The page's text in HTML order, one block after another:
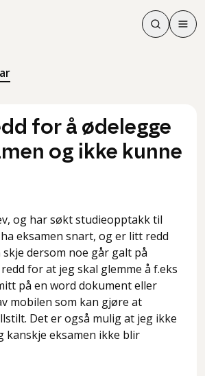
Søk
Søk
Meny
for å ødelegge
og ikke kunne
og har søkt studieopptakk til
eksamen snart, og er litt redd
dersom noe går galt på
for at jeg skal glemme å f.eks
på en word dokument eller
mobilen som kan gjøre at
Det er også mulig at jeg ikke
kanskje eksamen ikke blir